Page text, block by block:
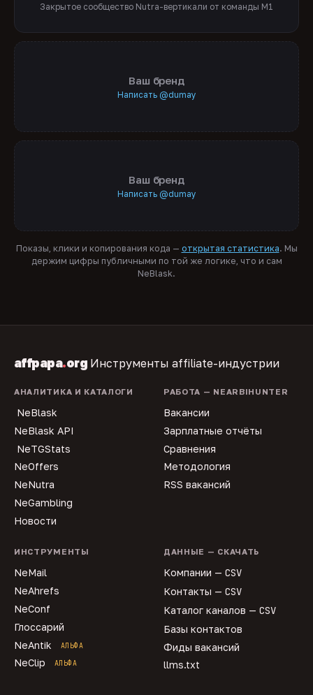
Закрытое сообщество Nutra-вертикали от команды M1
Ваш бренд
Написать @dumay
Ваш бренд
Написать @dumay
Показы, клики и копирования кода — открытая статистика. Мы
держим цифры публичными по той же логике, что и сам
NeBlask.
affpapa.org Инструменты affiliate-индустрии
АНАЛИТИКА И КАТАЛОГИ
NeBlask
NeBlask API
NeTGStats
NeOffers
NeNutra
NeGambling
Новости
РАБОТА — NEARBIHUNTER
Вакансии
Зарплатные отчёты
Сравнения
Методология
RSS вакансий
ИНСТРУМЕНТЫ
NeMail
NeAhrefs
NeConf
Глоссарий
NeAntik
АЛЬФА
NeClip АЛЬФА
ДАННЫЕ — СКАЧАТЬ
Компании — CSV
Контакты — CSV
Каталог каналов — CSV
Базы контактов
Фиды вакансий
llms.txt